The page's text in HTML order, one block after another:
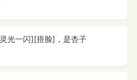
光一闪][捂脸]，是杏子